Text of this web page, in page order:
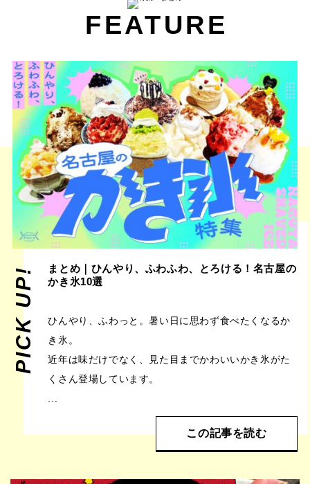
FEATURE
PICK UP!
まとめ｜ひんやり、ふわふわ、とろける！名古屋の
かき氷10選
ひんやり、ふわっと。暑い日に思わず食べたくなるか
き氷。
近年は味だけでなく、見た目までかわいいかき氷がた
くさん登場しています。
...
この記事を読む